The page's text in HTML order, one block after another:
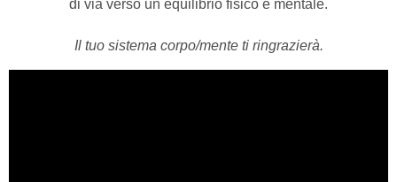
di via verso un equilibrio fisico e mentale.
Il tuo sistema corpo/mente ti ringrazierà.